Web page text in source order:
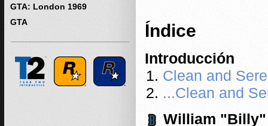
GTA: London 1969
GTA
Índice
Introducción
Clean and
...Clean and
William "Billy"